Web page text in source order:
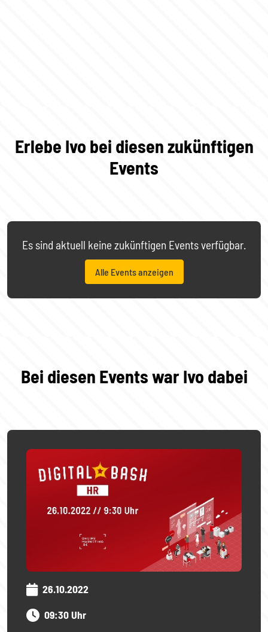
Erlebe Ivo bei diesen zukünftigen
Events
Es sind aktuell keine zukünftigen Events verfügbar.
Alle Events anzeigen
Bei diesen Events war Ivo dabei
26.10.2022
09:30 Uhr